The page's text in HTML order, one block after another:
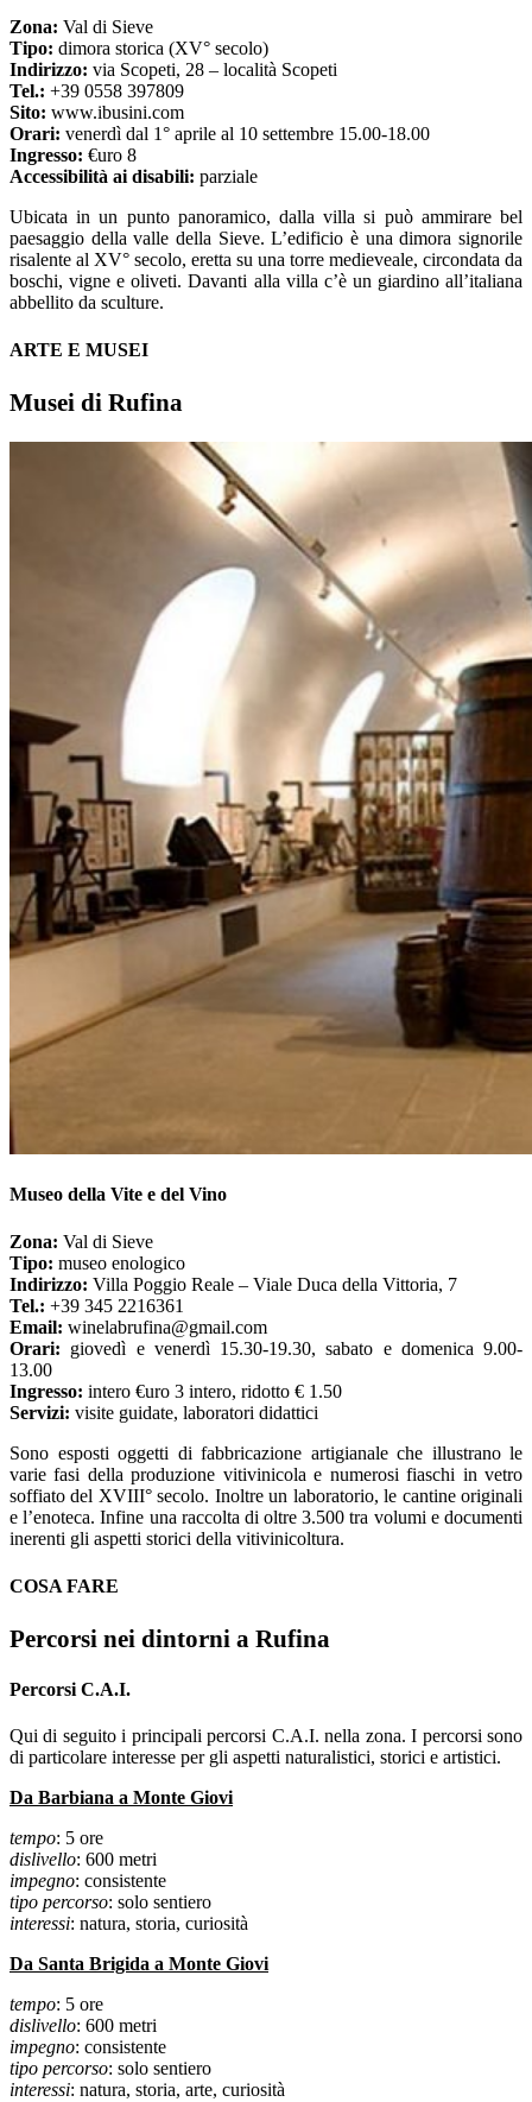
Zona: Val di Sieve
Tipo: dimora storica (XV° secolo)
Indirizzo: via Scopeti, 28 – località Scopeti
Tel.: +39 0558 397809
Sito: www.ibusini.com
Orari: venerdì dal 1° aprile al 10 settembre 15.00-18.00
Ingresso: €uro 8
Accessibilità ai disabili: parziale
Ubicata in un punto panoramico, dalla villa si può ammirare bel
paesaggio della valle della Sieve. L’edificio è una dimora signorile
risalente al XV° secolo, eretta su una torre medieveale, circondata da
boschi, vigne e oliveti. Davanti alla villa c’è un giardino all’italiana
abbellito da sculture.
ARTE E MUSEI
Musei di Rufina
Museo della Vite e del Vino
Zona: Val di Sieve
Tipo: museo enologico
Indirizzo: Villa Poggio Reale – Viale Duca della Vittoria, 7
Tel.: +39 345 2216361
Email: winelabrufina@gmail.com
Orari: giovedì e venerdì 15.30-19.30, sabato e domenica 9.00-
13.00
Ingresso: intero €uro 3 intero, ridotto € 1.50
Servizi: visite guidate, laboratori didattici
Sono esposti oggetti di fabbricazione artigianale che illustrano le
varie fasi della produzione vitivinicola e numerosi fiaschi in vetro
soffiato del XVIII° secolo. Inoltre un laboratorio, le cantine originali
e l’enoteca. Infine una raccolta di oltre 3.500 tra volumi e documenti
inerenti gli aspetti storici della vitivinicoltura.
COSA FARE
Percorsi nei dintorni a Rufina
Percorsi C.A.I.
Qui di seguito i principali percorsi C.A.I. nella zona. I percorsi sono
di particolare interesse per gli aspetti naturalistici, storici e artistici.
Da Barbiana a Monte Giovi
tempo: 5 ore
dislivello: 600 metri
impegno: consistente
tipo percorso: solo sentiero
interessi: natura, storia, curiosità
Da Santa Brigida a Monte Giovi
tempo: 5 ore
dislivello: 600 metri
impegno: consistente
tipo percorso: solo sentiero
interessi: natura, storia, arte, curiosità